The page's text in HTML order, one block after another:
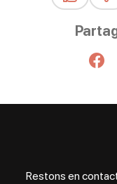
Restons en